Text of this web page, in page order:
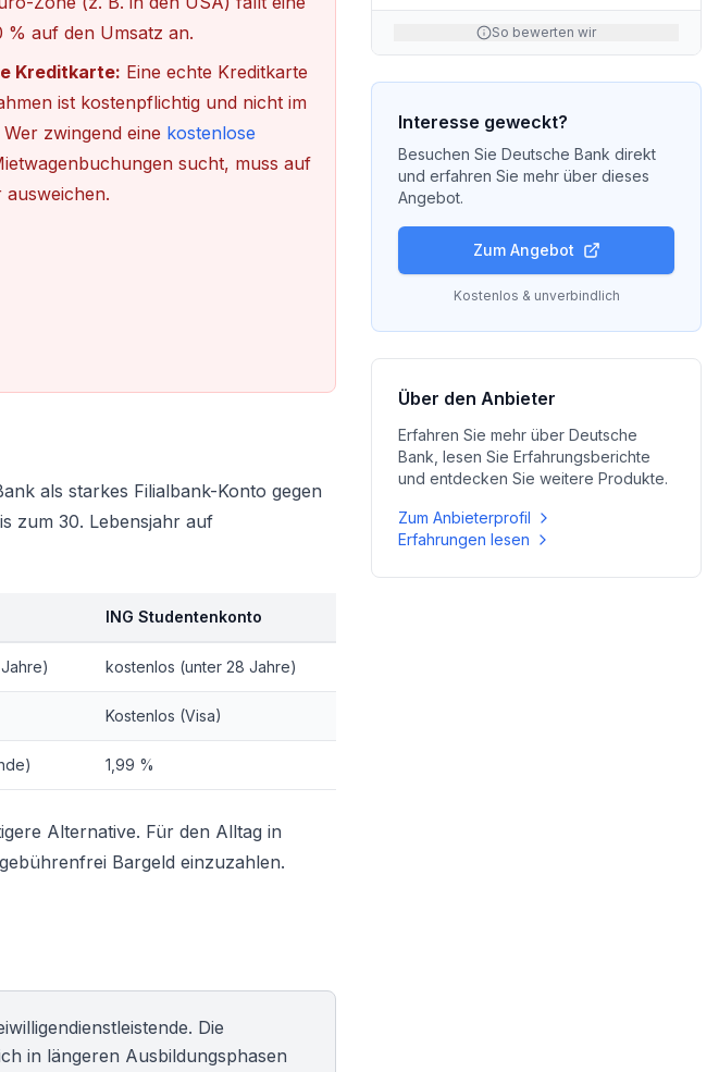
% auf den Umsatz an.
Kreditkarte: Eine echte Kreditkarte
ist kostenpflichtig und nicht im
zwingend eine kostenlose
sucht, muss auf
als starkes Filialbank-Konto gegen
zum 30. Lebensjahr auf
ING Studentenkonto
kostenlos (unter 28 Jahre)
Kostenlos (Visa)
1,99 %
Alternative. Für den Alltag in
Bargeld einzuzahlen.
Die
in längeren Ausbildungsphasen
So bewerten wir
Interesse geweckt?
Besuchen Sie Deutsche Bank direkt
und erfahren Sie mehr über dieses
Angebot.
Zum Angebot
Kostenlos & unverbindlich
Über den Anbieter
Erfahren Sie mehr über Deutsche
Bank , lesen Sie Erfahrungsberichte
und entdecken Sie weitere Produkte.
Zum Anbieterprofil
Erfahrungen lesen